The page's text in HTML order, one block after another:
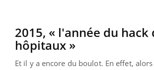
2015, « l'année du hack
hôpitaux »
Et il y a encore du boulot. En effet, alors